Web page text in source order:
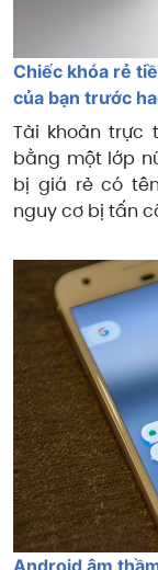
Chiếc khóa rẻ
của bạn trước
Tài khoản trực
bằng một lớp
bị giá rẻ có
nguy cơ bị tấn
Android âm